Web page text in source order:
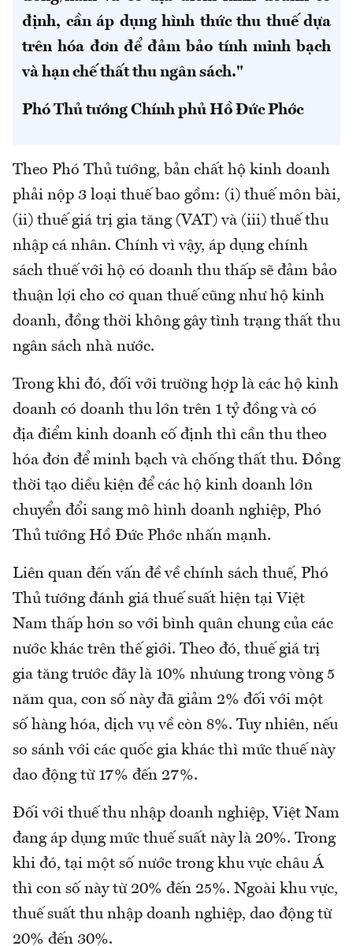
định, cần áp dụng hình thức thu thuế dựa
trên hóa đơn để đảm bảo tính minh bạch
và hạn chế thất thu ngân sách."
Phó Thủ tướng Chính phủ Hồ Đức Phớc
Theo Phó Thủ tướng, bản chất hộ kinh doanh
phải nộp 3 loại thuế bao gồm: (i) thuế môn bài,
(ii) thuế giá trị gia tăng (VAT) và (iii) thuế thu
nhập cá nhân. Chính vì vậy, áp dụng chính
sách thuế với hộ có doanh thu thấp sẽ đảm bảo
thuận lợi cho cơ quan thuế cũng như hộ kinh
doanh, đồng thời không gây tình trạng thất thu
ngân sách nhà nước.
Trong khi đó, đối với trường hợp là các hộ kinh
doanh có doanh thu lớn trên 1 tỷ đồng và có
địa điểm kinh doanh cố định thì cần thu theo
hóa đơn để minh bạch và chống thất thu. Đồng
thời tạo diều kiện để các hộ kinh doanh lớn
chuyển đổi sang mô hình doanh nghiệp, Phó
Thủ tướng Hồ Đức Phớc nhấn mạnh.
Liên quan đến vấn đề về chính sách thuế, Phó
Thủ tướng đánh giá thuế suất hiện tại Việt
Nam thấp hơn so với bình quân chung của các
nước khác trên thế giới. Theo đó, thuế giá trị
gia tăng trước đây là 10% nhưung trong vòng 5
năm qua, con số này đã giảm 2% đối với một
số hàng hóa, dịch vụ về còn 8%. Tuy nhiên, nếu
so sánh với các quốc gia khác thì mức thuế này
dao động từ 17% đến 27%.
Đối với thuế thu nhập doanh nghiệp, Việt Nam
đang áp dụng mức thuế suất này là 20%. Trong
khi đó, tại một số nước trong khu vực châu Á
thì con số này từ 20% đến 25%. Ngoài khu vực,
thuế suất thu nhập doanh nghiệp, dao động từ
20% đến 30%.